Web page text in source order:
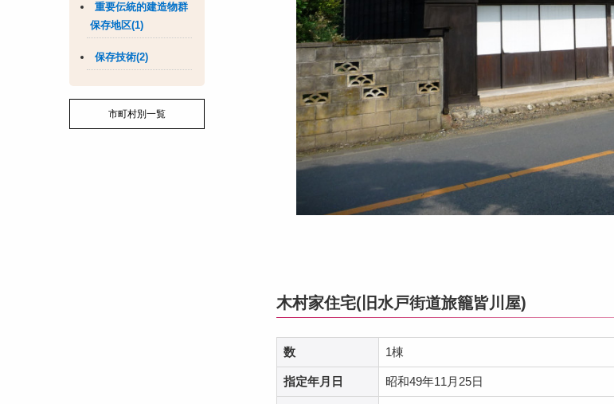
重要伝統的建造物群
保存地区(1)
保存技術(2)
市町村別一覧
木村家住宅(旧水戸街道旅籠皆川屋)
数 1棟
指定年月日 昭和49年11月25日